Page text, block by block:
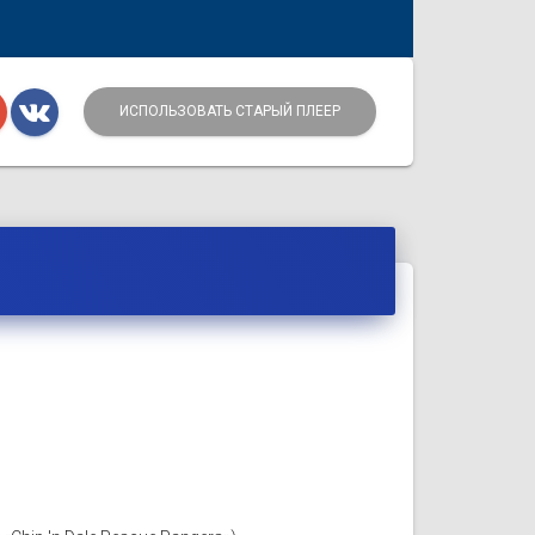
ИСПОЛЬЗОВАТЬ СТАРЫЙ ПЛЕЕР